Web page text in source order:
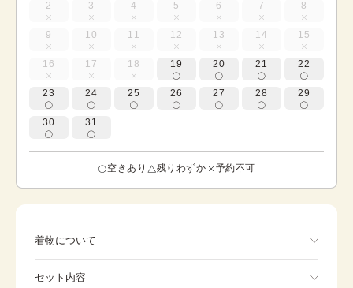
2 3 4 5 6 7 8
9 10 11 12 13 14 15
16 17 18 19 20 21 22
23 24 25 26 27 28 29
30 31
空きあり 残りわずか 予約不可
着物について
りには絞り型金彩が施されています。上前に大きく孔雀
セット内容